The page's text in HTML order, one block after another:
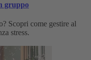
gruppo
Scopri come gestire al
stress.